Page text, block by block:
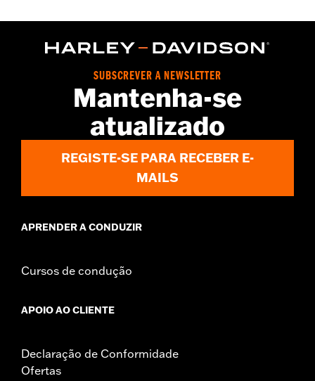
Functional Features:Stretch
d.com/warrantyfor full details
SUBSCREVER A NEWSLETTER
Mantenha-se
atualizado
REGISTE-SE PARA RECEBER E-
MAILS
APRENDER A CONDUZIR
Cursos de condução
APOIO AO CLIENTE
Declaração de Conformidade
Ofertas